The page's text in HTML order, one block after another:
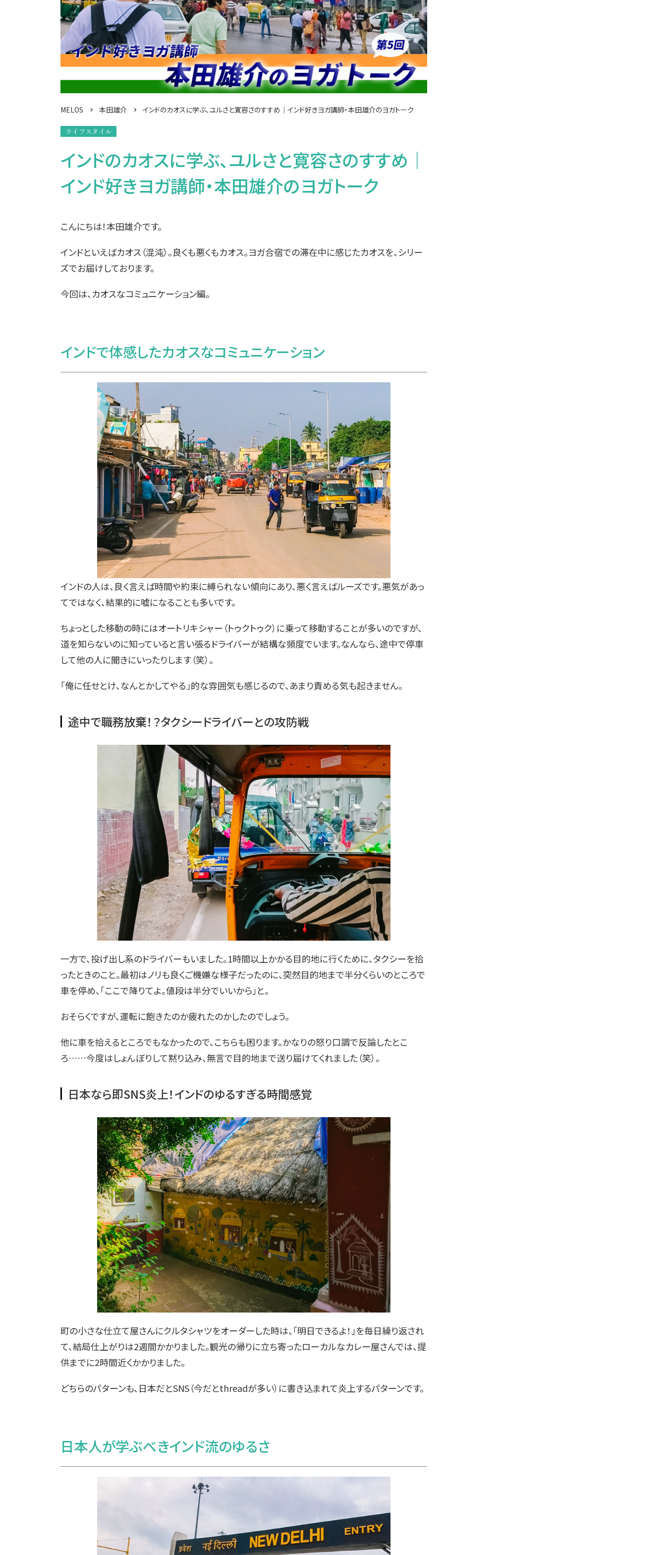
MELOS 本田雄介 インドのカオスに学ぶ、ユルさと寛容さのすすめ｜インド好きヨガ講師・本田雄介のヨガトーク
ライフスタイル
インドのカオスに学ぶ、ユルさと寛容さのすすめ｜
インド好きヨガ講師・本田雄介のヨガトーク
こんにちは！本田雄介です。
インドといえばカオス（混沌）。良くも悪くもカオス。ヨガ合宿での滞在中に感じたカオスを、シリー
ズでお届けしております。
今回は、カオスなコミュニケーション編。
インドで体感したカオスなコミュニケーション
インドの人は、良く言えば時間や約束に縛られない傾向にあり、悪く言えばルーズです。悪気があっ
てではなく、結果的に嘘になることも多いです。
ちょっとした移動の時にはオートリキシャー（トゥクトゥク）に乗って移動することが多いのですが、
道を知らないのに知っていると言い張るドライバーが結構な頻度でいます。なんなら、途中で停車
して他の人に聞きにいったりします（笑）。
「俺に任せとけ、なんとかしてやる」的な雰囲気も感じるので、あまり責める気も起きません。
途中で職務放棄！？タクシードライバーとの攻防戦
一方で、投げ出し系のドライバーもいました。1時間以上かかる目的地に行くために、タクシーを拾
ったときのこと。最初はノリも良くご機嫌な様子だったのに、突然目的地まで半分くらいのところで
車を停め、「ここで降りてよ。値段は半分でいいから」と。
おそらくですが、運転に飽きたのか疲れたのかしたのでしょう。
他に車を拾えるところでもなかったので、こちらも困ります。かなりの怒り口調で反論したとこ
ろ……今度はしょんぼりして黙り込み、無言で目的地まで送り届けてくれました（笑）。
日本なら即SNS炎上！インドのゆるすぎる時間感覚
町の小さな仕立て屋さんにクルタシャツをオーダーした時は、「明日できるよ！」を毎日繰り返され
て、結局仕上がりは2週間かかりました。観光の帰りに立ち寄ったローカルなカレー屋さんでは、提
供までに2時間近くかかりました。
どちらのパターンも、日本だとSNS（今だとthreadが多い）に書き込まれて炎上するパターンです。
日本人が学ぶべきインド流のゆるさ